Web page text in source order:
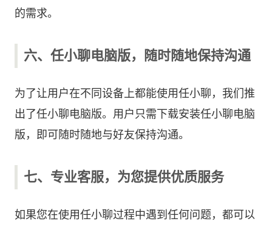
的需求。
六、任小聊电脑版，随时随地保持沟通
为了让用户在不同设备上都能使用任小聊，我们推
出了任小聊电脑版。用户只需下载安装任小聊电脑
版，即可随时随地与好友保持沟通。
七、专业客服，为您提供优质服务
如果您在使用任小聊过程中遇到任何问题，都可以